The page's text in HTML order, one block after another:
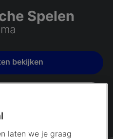
Spelen
bekijken
laten we je graag